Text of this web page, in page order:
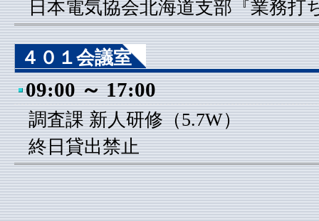
日本電気協会北海道支部『業務打
４０１会議室
09:00 ～ 17:00
調査課 新人研修（5.7W）
終日貸出禁止